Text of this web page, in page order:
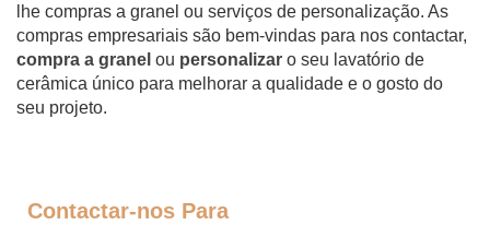
lhe compras a granel ou serviços de personalização. As
compras empresariais são bem-vindas para nos contactar,
compra a granel ou personalizar o seu lavatório de
cerâmica único para melhorar a qualidade e o gosto do
seu projeto.
Contactar-nos Para